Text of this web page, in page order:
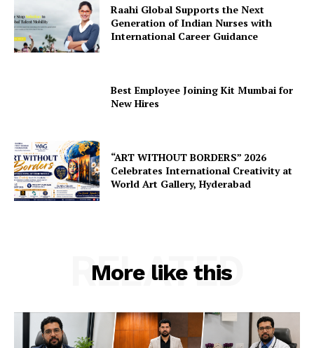
Raahi Global Supports the Next
Generation of Indian Nurses with
International Career Guidance
Best Employee Joining Kit Mumbai for
New Hires
“ART WITHOUT BORDERS” 2026
Celebrates International Creativity at
World Art Gallery, Hyderabad
More like this
RELATED